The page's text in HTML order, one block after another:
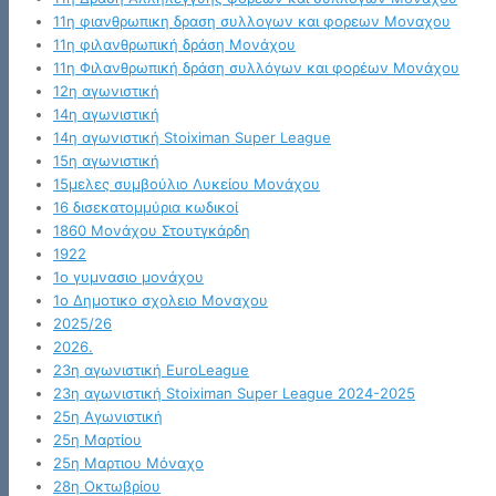
11η φιανθρωπικη δραση συλλογων και φορεων Μοναχου
11η φιλανθρωπική δράση Μονάχου
11η Φιλανθρωπική δράση συλλόγων και φορέων Μονάχου
12η αγωνιστική
14η αγωνιστική
14η αγωνιστική Stoiximan Super League
15η αγωνιστική
15μελες συμβούλιο Λυκείου Μονάχου
16 δισεκατομμύρια κωδικοί
1860 Μονάχου Στουτγκάρδη
1922
1ο γυμνασιο μονάχου
1ο Δημοτικο σχολειο Μοναχου
2025/26
2026.
23η αγωνιστική EuroLeague
23η αγωνιστική Stoiximan Super League 2024-2025
25η Αγωνιστική
25η Μαρτίου
25η Μαρτιου Μόναχο
28η Οκτωβρίου